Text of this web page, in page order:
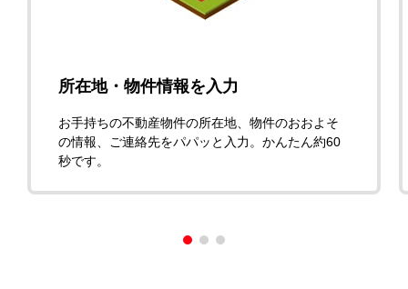
所在地・物件情報を入力
お手持ちの不動産物件の所在地、物件のおおよそ
の情報、ご連絡先をパパッと入力。かんたん約60
秒です。